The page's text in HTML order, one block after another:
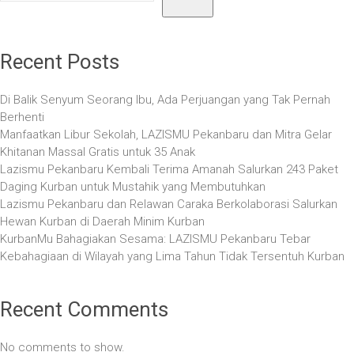
Recent Posts
Di Balik Senyum Seorang Ibu, Ada Perjuangan yang Tak Pernah
Berhenti
Manfaatkan Libur Sekolah, LAZISMU Pekanbaru dan Mitra Gelar
Khitanan Massal Gratis untuk 35 Anak
Lazismu Pekanbaru Kembali Terima Amanah Salurkan 243 Paket
Daging Kurban untuk Mustahik yang Membutuhkan
Lazismu Pekanbaru dan Relawan Caraka Berkolaborasi Salurkan
Hewan Kurban di Daerah Minim Kurban
KurbanMu Bahagiakan Sesama: LAZISMU Pekanbaru Tebar
Kebahagiaan di Wilayah yang Lima Tahun Tidak Tersentuh Kurban
Recent Comments
No comments to show.